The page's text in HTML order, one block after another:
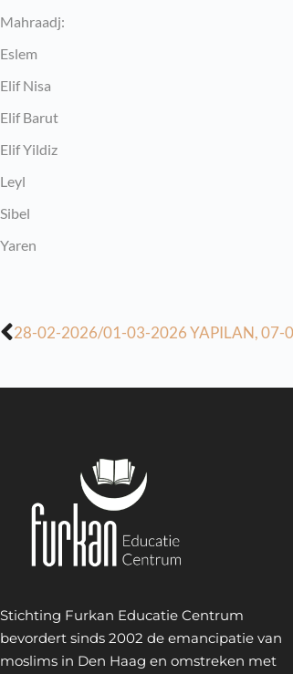
Mahraadj:
Eslem
Elif Nisa
Elif Barut
Elif Yildiz
Leyl
Sibel
Yaren
Stichting Furkan Educatie Centrum
bevordert sinds 2002 de emancipatie van
moslims in Den Haag en omstreken met